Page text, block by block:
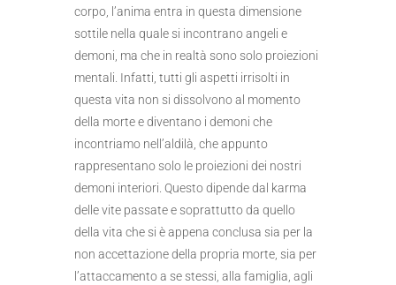
corpo, l’anima entra in questa dimensione
sottile nella quale si incontrano angeli e
demoni, ma che in realtà sono solo proiezioni
mentali. Infatti, tutti gli aspetti irrisolti in
questa vita non si dissolvono al momento
della morte e diventano i demoni che
incontriamo nell’aldilà, che appunto
rappresentano solo le proiezioni dei nostri
demoni interiori. Questo dipende dal karma
delle vite passate e soprattutto da quello
della vita che si è appena conclusa sia per la
non accettazione della propria morte, sia per
l’attaccamento a se stessi, alla famiglia, agli